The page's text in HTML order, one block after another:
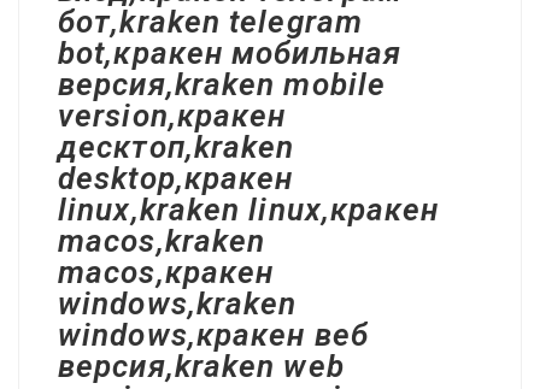
бот,kraken telegram
bot,кракен мобильная
версия,kraken mobile
version,кракен
десктоп,kraken
desktop,кракен
linux,kraken linux,кракен
macos,kraken
macos,кракен
windows,kraken
windows,кракен веб
версия,kraken web